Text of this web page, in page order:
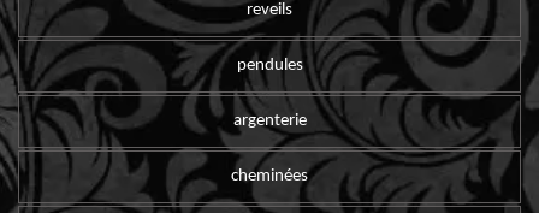
reveils
pendules
argenterie
cheminées